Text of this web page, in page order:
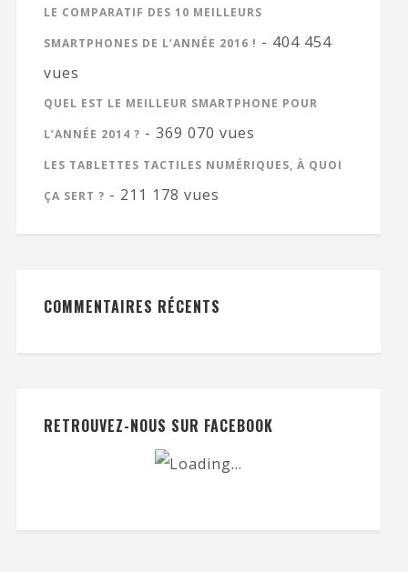
LE COMPARATIF DES 10 MEILLEURS
SMARTPHONES DE L’ANNÉE 2016 ! - 404 454
vues
QUEL EST LE MEILLEUR SMARTPHONE POUR
L’ANNÉE 2014 ? - 369 070 vues
LES TABLETTES TACTILES NUMÉRIQUES, À QUOI
ÇA SERT ? - 211 178 vues
COMMENTAIRES RÉCENTS
RETROUVEZ-NOUS SUR FACEBOOK